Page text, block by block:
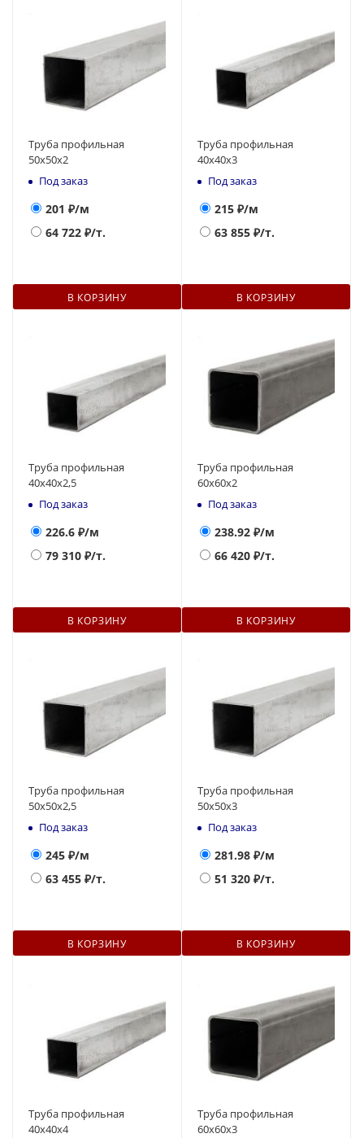
Труба профильная
50х50х2
Под заказ
201 ₽/м
64 722 ₽/т.
В КОРЗИНУ
Труба профильная
40х40х3
Под заказ
215 ₽/м
63 855 ₽/т.
В КОРЗИНУ
Труба профильная
40х40х2,5
Под заказ
226.6 ₽/м
79 310 ₽/т.
В КОРЗИНУ
Труба профильная
60х60х2
Под заказ
238.92 ₽/м
66 420 ₽/т.
В КОРЗИНУ
Труба профильная
50х50х2,5
Под заказ
245 ₽/м
63 455 ₽/т.
В КОРЗИНУ
Труба профильная
50х50х3
Под заказ
281.98 ₽/м
51 320 ₽/т.
В КОРЗИНУ
Труба профильная
40х40х4
Труба профильная
60х60х3